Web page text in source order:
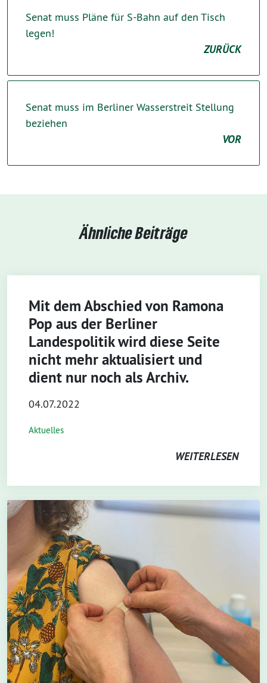
Senat muss Pläne für S-Bahn auf den Tisch
legen!
ZURÜCK
Senat muss im Berliner Wasserstreit Stellung
beziehen
VOR
Ähnliche Beiträge
Mit dem Abschied von Ramona
Pop aus der Berliner
Landespolitik wird diese Seite
nicht mehr aktualisiert und
dient nur noch als Archiv.
04.07.2022
Aktuelles
WEITERLESEN